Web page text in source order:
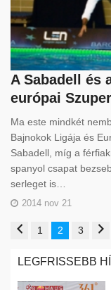
A Sabadell és
európai
Ma este mindkét
Bajnokok Ligája és
Sabadell, míg a
spanyol csapat
serleget is…
2014 nov 21
1 2 3
LEGFRISSEBB